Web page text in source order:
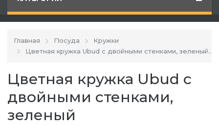
Главная Посуда
Кружки
Цветная кружка Ubud с двойными стенками, зеленый
Цветная кружка Ubud с
двойными стенками,
зеленый